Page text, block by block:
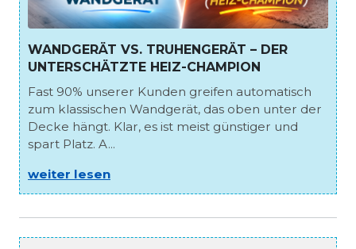
WANDGERÄT VS. TRUHENGERÄT – DER
UNTERSCHÄTZTE HEIZ-CHAMPION
Fast 90% unserer Kunden greifen automatisch
zum klassischen Wandgerät, das oben unter der
Decke hängt. Klar, es ist meist günstiger und
spart Platz. A...
weiter lesen